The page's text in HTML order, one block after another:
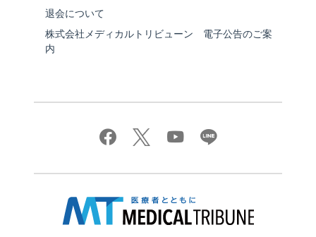
退会について
株式会社メディカルトリビューン 電子公告のご案
内